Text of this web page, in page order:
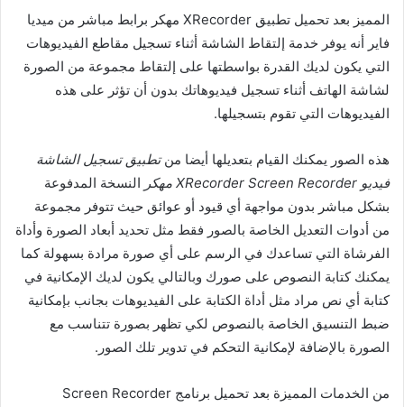
المميز بعد تحميل تطبيق XRecorder مهكر برابط مباشر من ميديا
فاير أنه يوفر خدمة إلتقاط الشاشة أثناء تسجيل مقاطع الفيديوهات
التي يكون لديك القدرة بواسطتها على إلتقاط مجموعة من الصورة
لشاشة الهاتف أثناء تسجيل فيديوهاتك بدون أن تؤثر على هذه
الفيديوهات التي تقوم بتسجيلها.
هذه الصور يمكنك القيام بتعديلها أيضا منتطبيق تسجيل الشاشة
فيديو XRecorder Screen Recorder مهكر
النسخة المدفوعة
بشكل مباشر بدون مواجهة أي قيود أو عوائق حيث تتوفر مجموعة
من أدوات التعديل الخاصة بالصور فقط مثل تحديد أبعاد الصورة وأداة
الفرشاة التي تساعدك في الرسم على أي صورة مرادة بسهولة كما
يمكنك كتابة النصوص على صورك وبالتالي يكون لديك الإمكانية في
كتابة أي نص مراد مثل أداة الكتابة على الفيديوهات بجانب بإمكانية
ضبط التنسيق الخاصة بالنصوص لكي تظهر بصورة تتناسب مع
الصورة بالإضافة لإمكانية التحكم في تدوير تلك الصور.
من الخدمات المميزة بعد تحميل برنامج Screen Recorder